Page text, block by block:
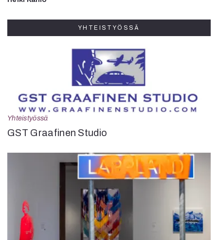
YHTEISTYÖSSÄ
Yhteistyössä
GST Graafinen Studio